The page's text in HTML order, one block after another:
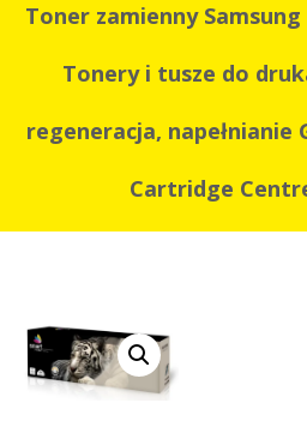
Toner zamienny Samsung
Tonery i tusze do
regeneracja, napełnianie
Cartridge